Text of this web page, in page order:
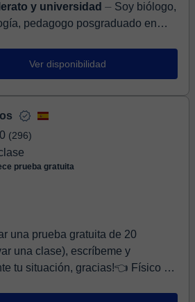
y universidad ⏤ Soy biólogo,
pedagogo posgraduado en
invest...
Ver disponibilidad
(296)
prueba gratuita
una prueba gratuita de 20
una clase), escríbeme y
situación, gracias!👈 Físico y